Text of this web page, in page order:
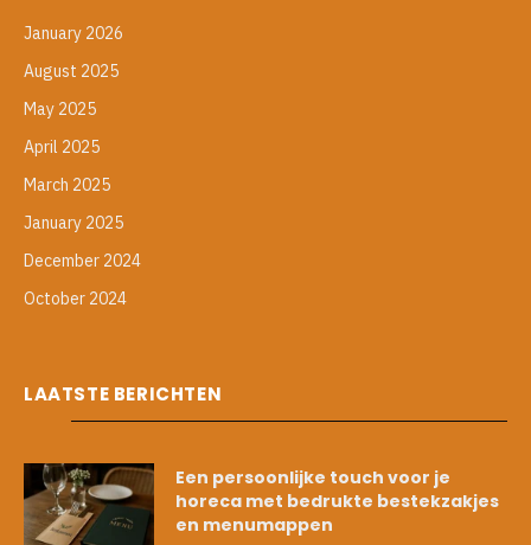
January 2026
August 2025
May 2025
April 2025
March 2025
January 2025
December 2024
October 2024
LAATSTE BERICHTEN
Een persoonlijke touch voor je
horeca met bedrukte bestekzakjes
en menumappen